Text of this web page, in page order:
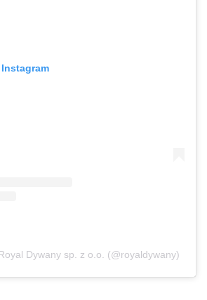
Dywany sp. z o.o. (@royaldywany)